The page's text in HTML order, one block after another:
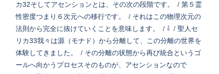
カ32そしてアセンションとは、その次の段階です。
/ 第５霊
性密度つまり６次元への移行です。
/ それはこの物理次元の
法則から完全に抜けていくことを意味します。
/ ⇩ / 聖人セ
リカ33我々は源（モナド）から分離して、この分離の世界を
体験してきました。
/ その分離の状態から再び統合というゴ
ールへ向かうプロセスそのものが、アセンションなので